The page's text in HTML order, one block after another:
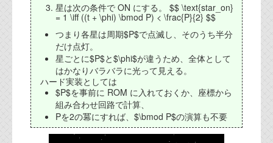
星は次の条件で ON にする。 $$ \text{star_on}
= 1 \iff ((t + \phi) \bmod P) < \frac{P}{2} $$
つまり各星は周期$P$で点滅し、そのうち半分
だけ点灯。
星ごとに$P$と$\phi$が違うため、全体として
はかなりバラバラに光って見える。
ハード実装としては
$P$を事前に ROM に入れておくか、座標から
組み合わせ回路で計算、
Pを2の冪にすれば、$\bmod P$の演算も不要